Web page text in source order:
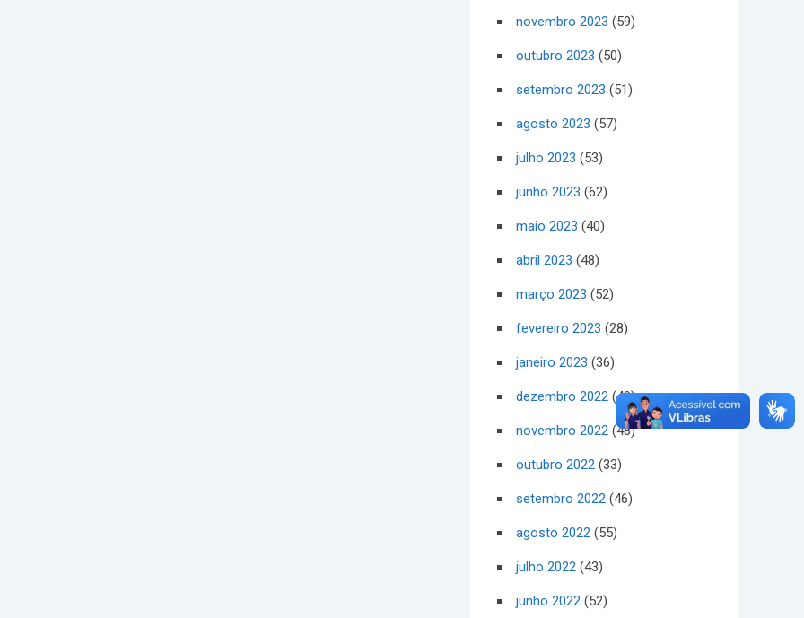
novembro 2023 (59)
outubro 2023 (50)
setembro 2023 (51)
agosto 2023 (57)
julho 2023 (53)
junho 2023 (62)
maio 2023 (40)
abril 2023 (48)
março 2023 (52)
fevereiro 2023 (28)
janeiro 2023 (36)
dezembro 2022 (40)
novembro 2022 (48)
outubro 2022 (33)
setembro 2022 (46)
agosto 2022 (55)
julho 2022 (43)
junho 2022 (52)